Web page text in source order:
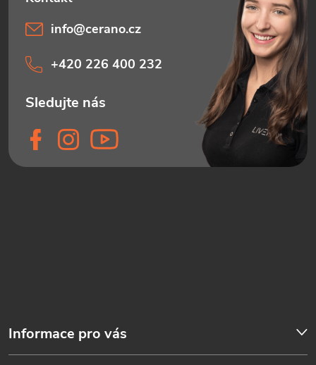
Informace pro vás
info@cerano.cz
+420 226 400 232